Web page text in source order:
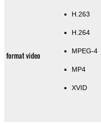
format video
H.263
H.264
MPEG-4
MP4
XVID